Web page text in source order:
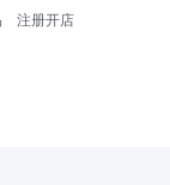
注册开店